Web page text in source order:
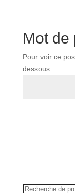
Mot de
Pour voir ce
dessous:
Recherche